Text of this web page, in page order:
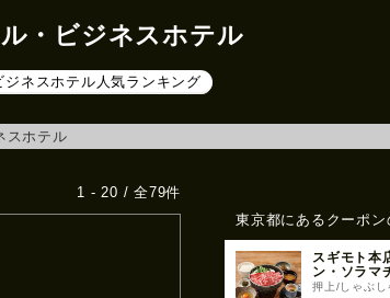
・ビジネスホテル
ネスホテル人気ランキング
スホテル
1 - 20 / 全79件
東京都にあるクーポン
スギモト本
ン・ソラマ
押上/しゃぶ